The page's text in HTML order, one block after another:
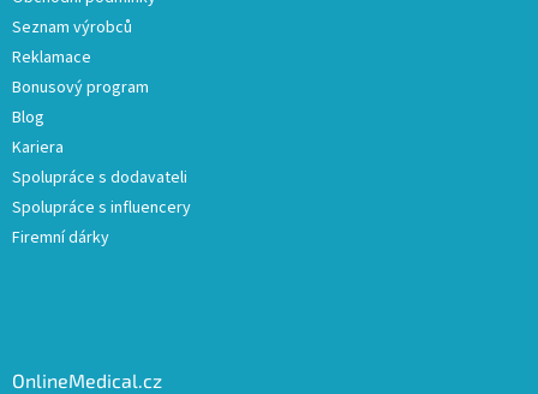
Seznam výrobců
Reklamace
Bonusový program
Blog
Kariera
Spolupráce s dodavateli
Spolupráce s influencery
Firemní dárky
OnlineMedical.cz